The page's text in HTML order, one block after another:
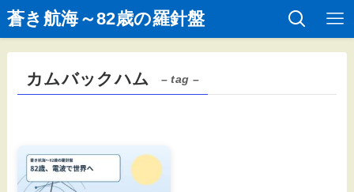
蒼き航海～82歳の羅針盤
カムバックハム – tag –